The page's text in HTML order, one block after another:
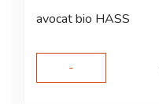
avocat bio HASS
-